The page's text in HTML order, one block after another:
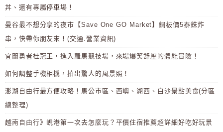
丼、還有專屬停車場！
曼谷最不想分享的夜市【Save One GO Market】銅板價5泰銖炸
串，快帶你朋友來！(交通.營業資訊)
宜蘭勇者桂冠王，進入羅馬競技場，來場爆笑舒壓的體能冒險！
如何調整手機相機，拍出驚人的風景照！
澎湖自由行最方便攻略！馬公市區、西嶼、湖西、白沙景點美食(分區
總整理)
越南自由行》峴港第一次去怎麼玩？平價住宿推薦超詳細好吃好玩景